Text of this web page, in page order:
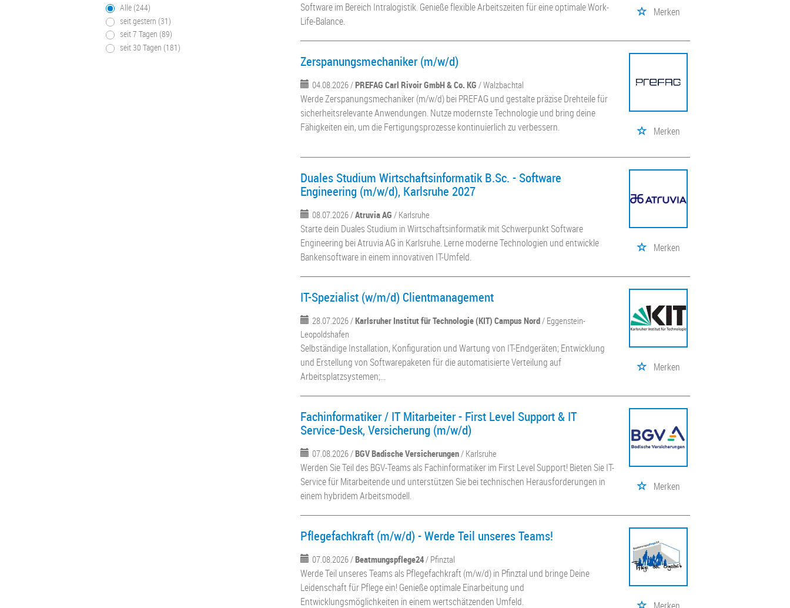
Alle (244)
seit gestern (31)
seit 7 Tagen (89)
seit 30 Tagen (181)
Software im Bereich Intralogistik. Genieße flexible Arbeitszeiten für eine optimale Work-
Life-Balance.
Merken
Zerspanungsmechaniker (m/w/d)
04.08.2026 /PREFAG Carl Rivoir GmbH & Co. KG / Walzbachtal
Werde Zerspanungsmechaniker (m/w/d) bei PREFAG und gestalte präzise Drehteile für
sicherheitsrelevante Anwendungen. Nutze modernste Technologie und bring deine
Fähigkeiten ein, um die Fertigungsprozesse kontinuierlich zu verbessern.
Merken
Duales Studium Wirtschaftsinformatik B.Sc. - Software
Engineering (m/w/d), Karlsruhe 2027
08.07.2026 /Atruvia AG / Karlsruhe
Starte dein Duales Studium in Wirtschaftsinformatik mit Schwerpunkt Software
Engineering bei Atruvia AG in Karlsruhe. Lerne moderne Technologien und entwickle
Bankensoftware in einem innovativen IT-Umfeld.
Merken
IT-Spezialist (w/m/d) Clientmanagement
28.07.2026 /Karlsruher Institut für Technologie (KIT) Campus Nord/ Eggenstein-
Leopoldshafen
Selbständige Installation, Konfiguration und Wartung von IT-Endgeräten; Entwicklung
und Erstellung von Softwarepaketen für die automatisierte Verteilung auf
Arbeitsplatzsystemen;...
Merken
Fachinformatiker / IT Mitarbeiter - First Level Support & IT
Service-Desk, Versicherung (m/w/d)
07.08.2026 /BGV Badische Versicherungen/ Karlsruhe
Werden Sie Teil des BGV-Teams als Fachinformatiker im First Level Support! Bieten Sie IT-
Service für Mitarbeitende und unterstützen Sie bei technischen Herausforderungen in
einem hybridem Arbeitsmodell.
Merken
Pflegefachkraft (m/w/d) - Werde Teil unseres Teams!
07.08.2026 /Beatmungspflege24/ Pfinztal
Werde Teil unseres Teams als Pflegefachkraft (m/w/d) in Pfinztal und bringe Deine
Leidenschaft für Pflege ein! Genieße optimale Einarbeitung und
Entwicklungsmöglichkeiten in einem wertschätzenden Umfeld.